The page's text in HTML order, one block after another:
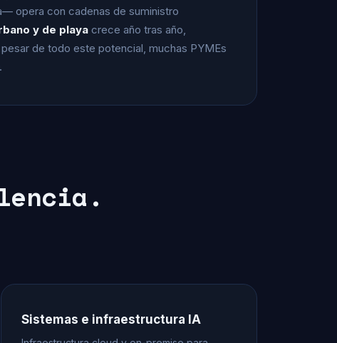
opera con cadenas de suministro
y de playa crece año tras año,
de todo este potencial, muchas PYMEs
Sistemas e infraestructura IA